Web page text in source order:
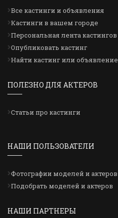
Все кастинги и объявления
Кастинги в вашем городе
Персональная лента кастингов
Опубликовать кастинг
Найти кастинг или объявление
ПОЛЕЗНО ДЛЯ АКТЕРОВ
Статьи про кастинги
НАШИ ПОЛЬЗОВАТЕЛИ
Фотографии моделей и актеров
Подобрать моделей и актеров
НАШИ ПАРТНЕРЫ